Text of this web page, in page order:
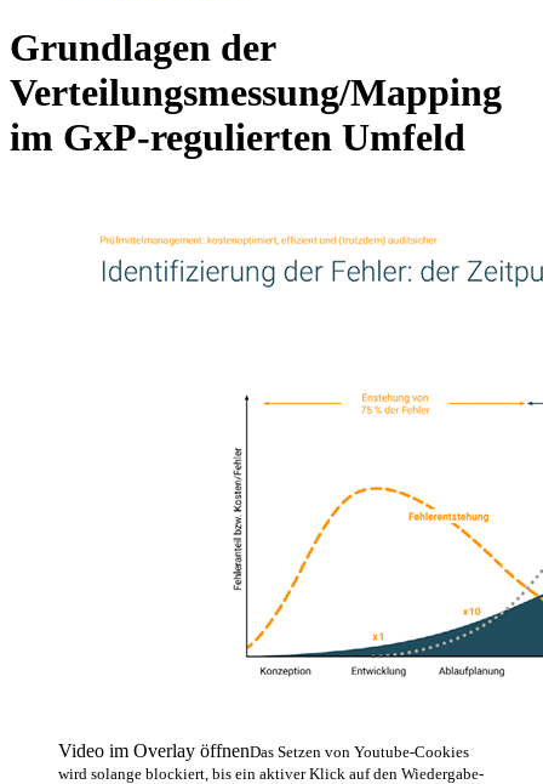
Grundlagen der
Verteilungsmessung/Mapping
im GxP-regulierten Umfeld
Video im Overlay öffnenDas Setzen von Youtube-Cookies
wird solange blockiert, bis ein aktiver Klick auf den Wiedergabe-